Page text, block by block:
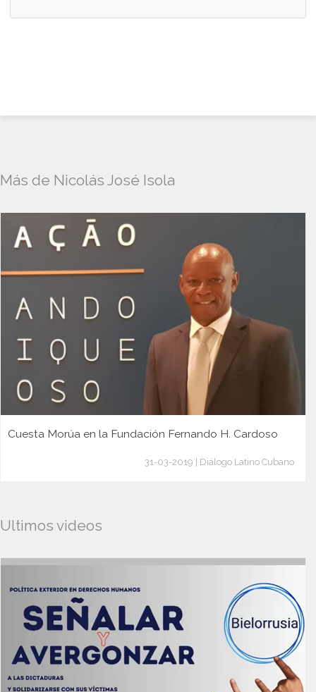
Más de Nicolás José Isola
Cuesta Morúa en la Fundación Fernando H. Cardoso
31-03-2019 | Diálogo Latino Cubano
Ultimos videos